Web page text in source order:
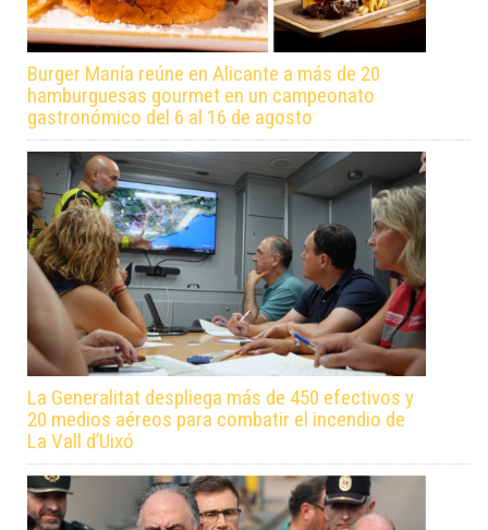
Burger Manía reúne en Alicante a más de 20
hamburguesas gourmet en un campeonato
gastronómico del 6 al 16 de agosto
La Generalitat despliega más de 450 efectivos y
20 medios aéreos para combatir el incendio de
La Vall d’Uixó